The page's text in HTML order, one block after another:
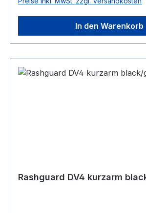
In den Warenkorb
Rashguard DV4 kurzarm